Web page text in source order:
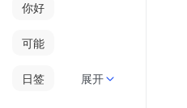
你好
可能
日签 展开